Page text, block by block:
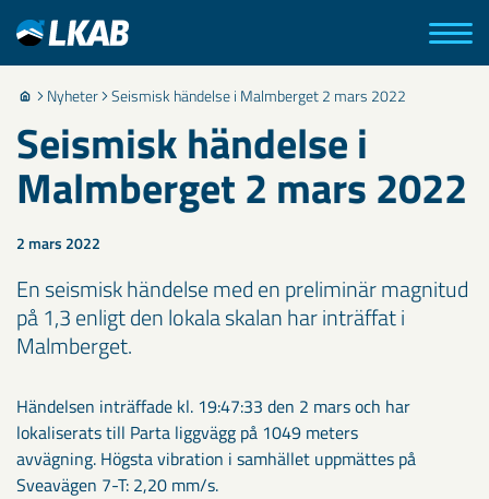
Nyheter Seismisk händelse i Malmberget 2 mars 2022
Seismisk händelse i
Malmberget 2 mars 2022
2 mars 2022
En seismisk händelse med en preliminär magnitud
på 1,3 enligt den lokala skalan har inträffat i
Malmberget.
Händelsen inträffade kl. 19:47:33 den 2 mars och har
lokaliserats till Parta liggvägg på 1049 meters
avvägning. Högsta vibration i samhället uppmättes på
Sveavägen 7-T: 2,20 mm/s.